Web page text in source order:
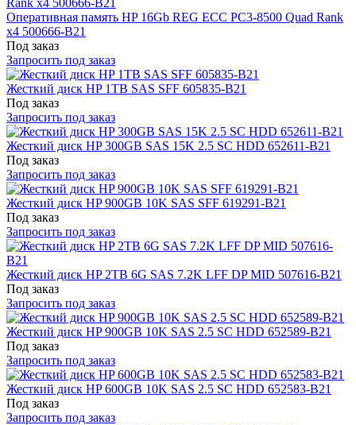
Оперативная память HP 16Gb REG ECC PC3-8500 Quad Rank
x4 500666-B21
Под заказ
Запросить под заказ
Жесткий диск HP 1TB SAS SFF 605835-B21
Под заказ
Запросить под заказ
Жесткий диск HP 300GB SAS 15K 2.5 SC HDD 652611-B21
Под заказ
Запросить под заказ
Жесткий диск HP 900GB 10K SAS SFF 619291-B21
Под заказ
Запросить под заказ
Жесткий диск HP 2TB 6G SAS 7.2K LFF DP MID 507616-B21
Под заказ
Запросить под заказ
Жесткий диск HP 900GB 10K SAS 2.5 SC HDD 652589-B21
Под заказ
Запросить под заказ
Жесткий диск HP 600GB 10K SAS 2.5 SC HDD 652583-B21
Под заказ
Запросить под заказ